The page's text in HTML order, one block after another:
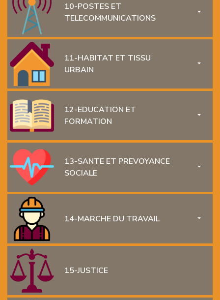
10-POSTES ET
TELECOMMUNICATIONS
11-HABITAT ET TISSU
URBAIN
12-EDUCATION ET
FORMATION
13-SANTE ET PREVOYANCE
SOCIALE
14-MARCHE DU TRAVAIL
15-JUSTICE